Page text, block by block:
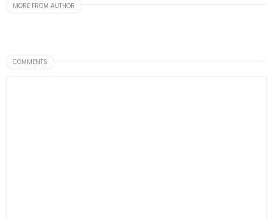
MORE FROM AUTHOR
COMMENTS